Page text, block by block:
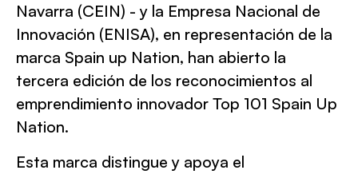
Navarra (CEIN) - y la Empresa Nacional de
Innovación (ENISA), en representación de la
marca Spain up Nation, han abierto la
tercera edición de los reconocimientos al
emprendimiento innovador Top 101 Spain Up
Nation.
Esta marca distingue y apoya el